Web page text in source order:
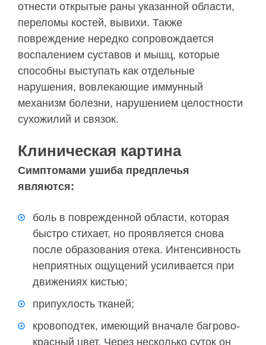
отнести открытые раны указанной области,
переломы костей, вывихи. Также
повреждение нередко сопровождается
воспалением суставов и мышц, которые
способны выступать как отдельные
нарушения, вовлекающие иммунный
механизм болезни, нарушением целостности
сухожилий и связок.
Клиническая картина
Симптомами ушиба предплечья
являются:
боль в поврежденной области, которая
быстро стихает, но проявляется снова
после образования отека. Интенсивность
неприятных ощущений усиливается при
движениях кистью;
припухлость тканей;
кровоподтек, имеющий вначале багрово-
красный цвет. Через несколько суток он